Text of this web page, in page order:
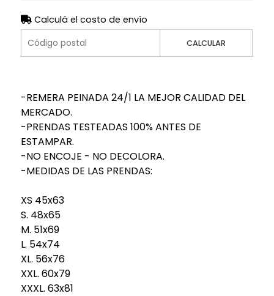
Calculá el costo de envío
CALCULAR
-REMERA PEINADA 24/1 LA MEJOR CALIDAD DEL
MERCADO.
-PRENDAS TESTEADAS 100% ANTES DE
ESTAMPAR.
-NO ENCOJE - NO DECOLORA.
-MEDIDAS DE LAS PRENDAS:
XS 45x63
S. 48x65
M. 51x69
L. 54x74
XL. 56x76
XXL. 60x79
XXXL. 63x81